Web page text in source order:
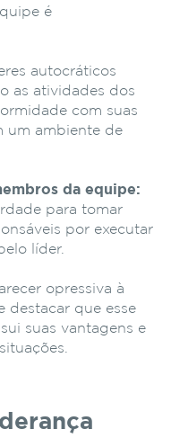
é
autocráticos
as atividades dos
com suas
um ambiente de
da equipe:
para tomar
por executar
líder.
opressiva à
destacar que esse
suas vantagens e